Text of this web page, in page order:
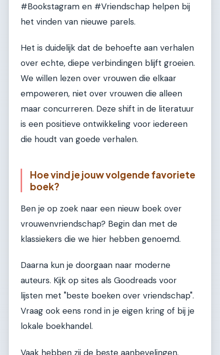
#Bookstagram en #Vriendschap helpen bij
het vinden van nieuwe parels.
Het is duidelijk dat de behoefte aan verhalen
over echte, diepe verbindingen blijft groeien.
We willen lezen over vrouwen die elkaar
empoweren, niet over vrouwen die alleen
maar concurreren. Deze shift in de literatuur
is een positieve ontwikkeling voor iedereen
die houdt van goede verhalen.
Hoe vind je jouw volgende favoriete
boek?
Ben je op zoek naar een nieuw boek over
vrouwenvriendschap? Begin dan met de
klassiekers die we hier hebben genoemd.
Daarna kun je doorgaan naar moderne
auteurs. Kijk op sites als Goodreads voor
lijsten met "beste boeken over vriendschap".
Vraag ook eens rond in je eigen kring of bij je
lokale boekhandel.
Vaak hebben zij de beste aanbevelingen.